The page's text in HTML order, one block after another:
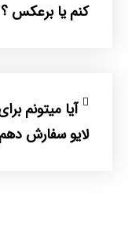
کنم یا برعکس ؟
آیا میتونم
لایو سفارش